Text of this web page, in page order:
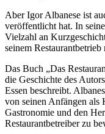
Aber Igor Albanese ist
veröffentlicht hat. In
Vielzahl an
seinem Restaurantbetrieb
Das Buch „Das
die Geschichte des
Essen beschreibt.
von seinen Anfängen als
Gastronomie und den
Restaurantbetreiber zu